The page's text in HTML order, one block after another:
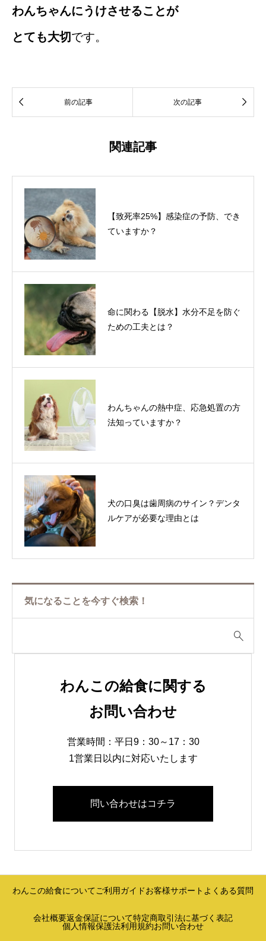
わんちゃんにうけさせることが
とても大切です。
 前の記事 次の記事 
関連記事
【致死率25%】感染症の予防、でき
ていますか？
命に関わる【脱水】水分不足を防ぐ
ための工夫とは？
わんちゃんの熱中症、応急処置の方
法知っていますか？
犬の口臭は歯周病のサイン？デンタ
ルケアが必要な理由とは
気になることを今すぐ検索！
わんこの給食に関する
お問い合わせ
営業時間：平日9：30～17：30
1営業日以内に対応いたします
問い合わせはコチラ
わんこの給食についてご利用ガイドお客様サポート よくある質問
会社概要返金保証について特定商取引法に基づく表記
個人情報保護法利用規約お問い合わせ